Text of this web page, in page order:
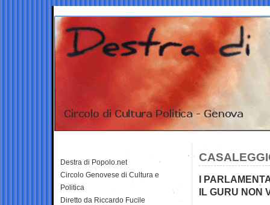
I
IL GURU NON
Destra di Popolo.net
Circolo Genovese di Cultura e
Politica
Diretto da Riccardo Fucile